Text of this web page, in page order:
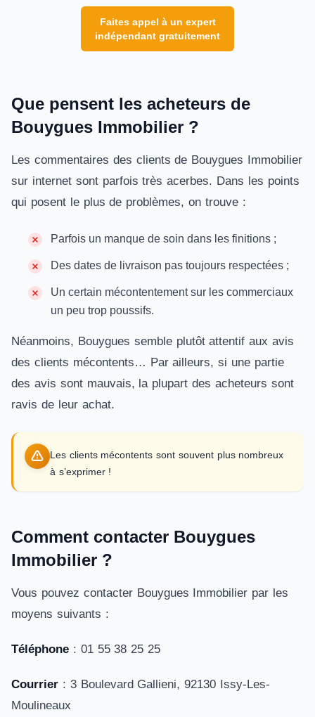
Faites appel à un expert
indépendant gratuitement
Que pensent les acheteurs de
Bouygues Immobilier ?
Les commentaires des clients de Bouygues Immobilier
sur internet sont parfois très acerbes. Dans les points
qui posent le plus de problèmes, on trouve :
Parfois un manque de soin dans les finitions ;
Des dates de livraison pas toujours respectées ;
Un certain mécontentement sur les commerciaux
un peu trop poussifs.
Néanmoins, Bouygues semble plutôt attentif aux avis
des clients mécontents… Par ailleurs, si une partie
des avis sont mauvais, la plupart des acheteurs sont
ravis de leur achat.
Les clients mécontents sont souvent plus nombreux
à s’exprimer !
Comment contacter Bouygues
Immobilier ?
Vous pouvez contacter Bouygues Immobilier par les
moyens suivants :
Téléphone : 01 55 38 25 25
Courrier : 3 Boulevard Gallieni, 92130 Issy-Les-
Moulineaux